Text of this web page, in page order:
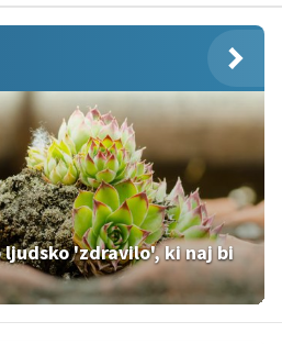
'zdravilo', ki naj bi